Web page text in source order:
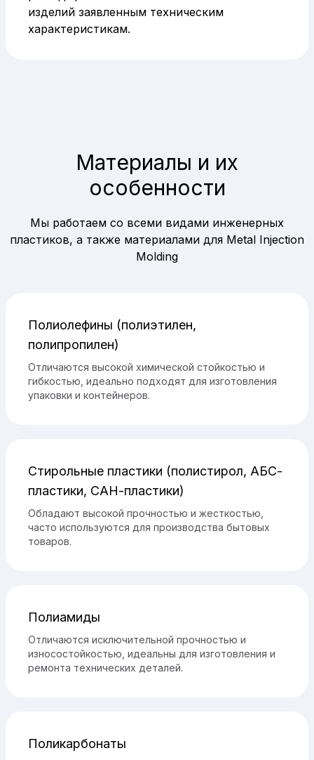
изделий заявленным техническим
характеристикам.
Материалы и их
особенности
Мы работаем со всеми видами инженерных
пластиков, а также материалами для Metal Injection
Molding
Полиолефины (полиэтилен,
полипропилен)
Отличаются высокой химической стойкостью и
гибкостью, идеально подходят для изготовления
упаковки и контейнеров.
Стирольные пластики (полистирол, АБС-
пластики, САН-пластики)
Обладают высокой прочностью и жесткостью,
часто используются для производства бытовых
товаров.
Полиамиды
Отличаются исключительной прочностью и
износостойкостью, идеальны для изготовления и
ремонта технических деталей.
Поликарбонаты